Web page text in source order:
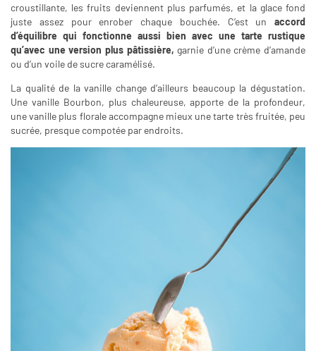
croustillante, les fruits deviennent plus parfumés, et la glace fond
juste assez pour enrober chaque bouchée. C’est un accord
d’équilibre qui fonctionne aussi bien avec une tarte rustique
qu’avec une version plus pâtissière, garnie d’une crème d’amande
ou d’un voile de sucre caramélisé.
La qualité de la vanille change d’ailleurs beaucoup la dégustation.
Une vanille Bourbon, plus chaleureuse, apporte de la profondeur,
une vanille plus florale accompagne mieux une tarte très fruitée, peu
sucrée, presque compotée par endroits.